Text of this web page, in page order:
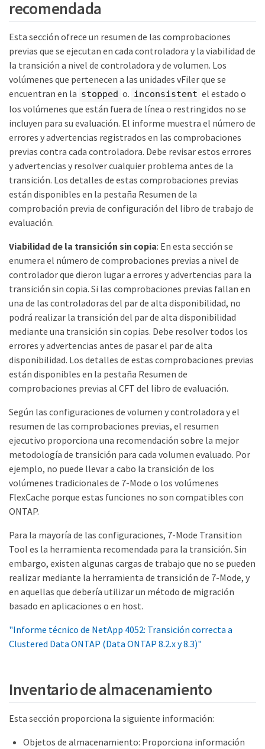
recomendada
Esta sección ofrece un resumen de las comprobaciones
previas que se ejecutan en cada controladora y la viabilidad de
la transición a nivel de controladora y de volumen. Los
volúmenes que pertenecen a las unidades vFiler que se
encuentran en la stopped o. inconsistent el estado o
los volúmenes que están fuera de línea o restringidos no se
incluyen para su evaluación. El informe muestra el número de
errores y advertencias registrados en las comprobaciones
previas contra cada controladora. Debe revisar estos errores
y advertencias y resolver cualquier problema antes de la
transición. Los detalles de estas comprobaciones previas
están disponibles en la pestaña Resumen de la
comprobación previa de configuración del libro de trabajo de
evaluación.
Viabilidad de la transición sin copia: En esta sección se
enumera el número de comprobaciones previas a nivel de
controlador que dieron lugar a errores y advertencias para la
transición sin copia. Si las comprobaciones previas fallan en
una de las controladoras del par de alta disponibilidad, no
podrá realizar la transición del par de alta disponibilidad
mediante una transición sin copias. Debe resolver todos los
errores y advertencias antes de pasar el par de alta
disponibilidad. Los detalles de estas comprobaciones previas
están disponibles en la pestaña Resumen de
comprobaciones previas al CFT del libro de evaluación.
Según las configuraciones de volumen y controladora y el
resumen de las comprobaciones previas, el resumen
ejecutivo proporciona una recomendación sobre la mejor
metodología de transición para cada volumen evaluado. Por
ejemplo, no puede llevar a cabo la transición de los
volúmenes tradicionales de 7-Mode o los volúmenes
FlexCache porque estas funciones no son compatibles con
ONTAP.
Para la mayoría de las configuraciones, 7-Mode Transition
Tool es la herramienta recomendada para la transición. Sin
embargo, existen algunas cargas de trabajo que no se pueden
realizar mediante la herramienta de transición de 7-Mode, y
en aquellas que debería utilizar un método de migración
basado en aplicaciones o en host.
"Informe técnico de NetApp 4052: Transición correcta a
Clustered Data ONTAP (Data ONTAP 8.2.x y 8.3)"
Inventario de almacenamiento
Esta sección proporciona la siguiente información:
Objetos de almacenamiento: Proporciona información